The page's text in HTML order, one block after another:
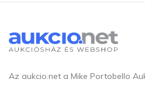
Az aukcio.net a Mike Portobello